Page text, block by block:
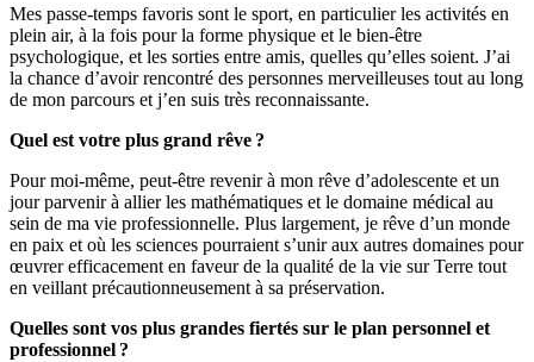
Mes passe-temps favoris sont le sport, en particulier les activités en
plein air, à la fois pour la forme physique et le bien-être
psychologique, et les sorties entre amis, quelles qu’elles soient. J’ai
la chance d’avoir rencontré des personnes merveilleuses tout au long
de mon parcours et j’en suis très reconnaissante.
Quel est votre plus grand rêve ?
Pour moi-même, peut-être revenir à mon rêve d’adolescente et un
jour parvenir à allier les mathématiques et le domaine médical au
sein de ma vie professionnelle. Plus largement, je rêve d’un monde
en paix et où les sciences pourraient s’unir aux autres domaines pour
œuvrer efficacement en faveur de la qualité de la vie sur Terre tout
en veillant précautionneusement à sa préservation.
Quelles sont vos plus grandes fiertés sur le plan personnel et
professionnel ?